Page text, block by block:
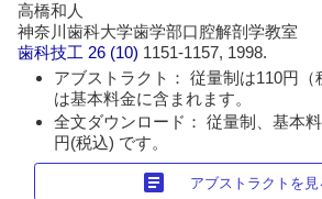
高橋和人
神奈川歯科大学歯学部口腔解剖学教室
歯科技工 26 (10) 1151-1157, 1998.
アブストラクト： 従量制は110円（
は基本料金に含まれます。
全文ダウンロード： 従量制、基本
円(税込) です。
article アブストラクトを見